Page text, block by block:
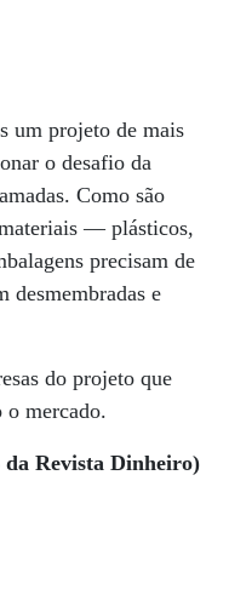
um projeto de mais
o desafio da
Como são
— plásticos,
precisam de
desmembradas e
do projeto que
o mercado.
da Revista Dinheiro)